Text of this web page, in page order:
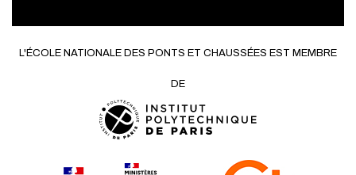
L'ÉCOLE NATIONALE DES PONTS ET CHAUSSÉES EST MEMBRE
DE